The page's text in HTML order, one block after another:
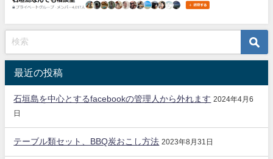
最近の投稿
石垣島を中心とするfacebookの管理人から外れます 2024年4月6
日
テーブル類セット、BBQ炭おこし方法 2023年8月31日